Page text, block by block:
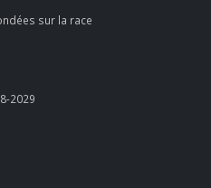
sur la race
2029